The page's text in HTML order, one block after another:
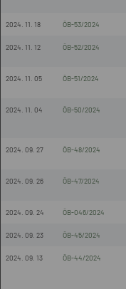
2024. 11. 18 ÖB-53/2024
2024. 11. 12 ÖB-52/2024
2024. 11. 05 ÖB-51/2024
2024. 11. 04 ÖB-50/2024
2024. 09. 27 ÖB-48/2024
2024. 09. 26 ÖB-47/2024
2024. 09. 24 ÖB-046/2024
2024. 09. 23 ÖB-45/2024
2024. 09. 13 ÖB-44/2024